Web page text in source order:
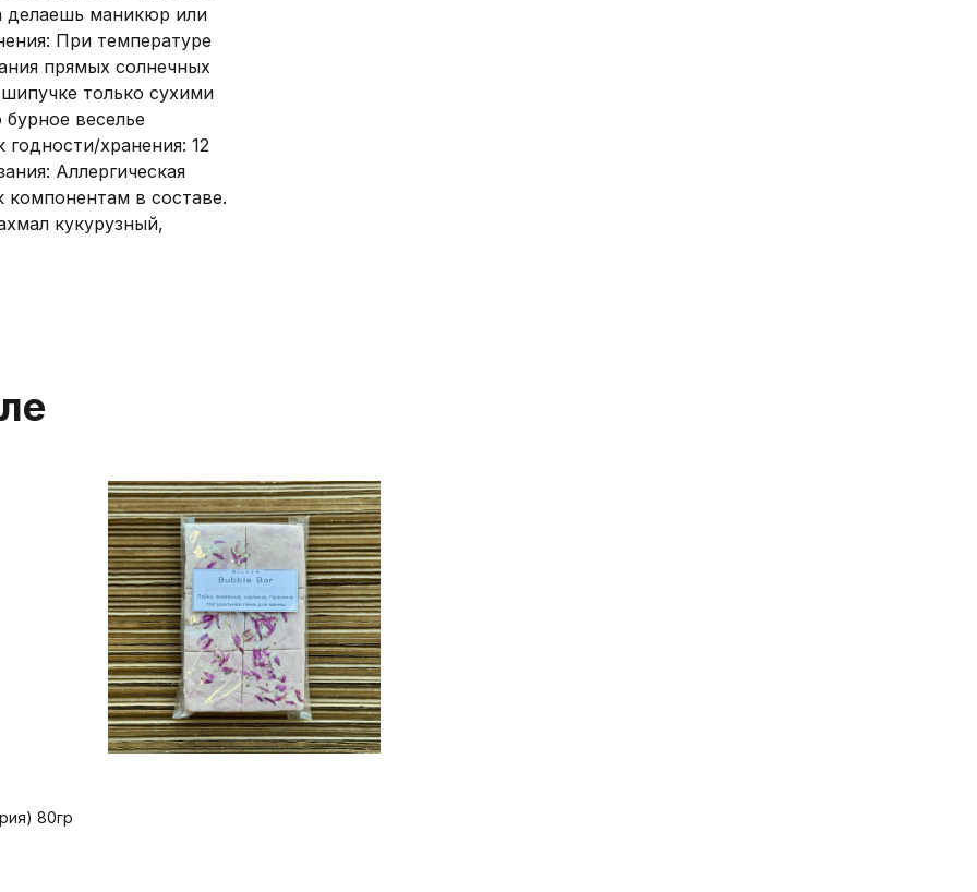
делаешь маникюр или
При температуре
прямых солнечных
только сухими
веселье
хранения: 12
Аллергическая
компонентам в составе.
кукурузный,
80гр